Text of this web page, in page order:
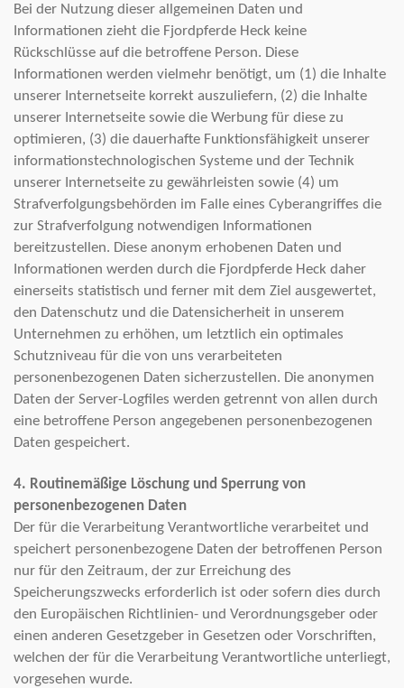
Bei der Nutzung dieser allgemeinen Daten und
Informationen zieht die Fjordpferde Heck keine
Rückschlüsse auf die betroffene Person. Diese
Informationen werden vielmehr benötigt, um (1) die Inhalte
unserer Internetseite korrekt auszuliefern, (2) die Inhalte
unserer Internetseite sowie die Werbung für diese zu
optimieren, (3) die dauerhafte Funktionsfähigkeit unserer
informationstechnologischen Systeme und der Technik
unserer Internetseite zu gewährleisten sowie (4) um
Strafverfolgungsbehörden im Falle eines Cyberangriffes die
zur Strafverfolgung notwendigen Informationen
bereitzustellen. Diese anonym erhobenen Daten und
Informationen werden durch die Fjordpferde Heck daher
einerseits statistisch und ferner mit dem Ziel ausgewertet,
den Datenschutz und die Datensicherheit in unserem
Unternehmen zu erhöhen, um letztlich ein optimales
Schutzniveau für die von uns verarbeiteten
personenbezogenen Daten sicherzustellen. Die anonymen
Daten der Server-Logfiles werden getrennt von allen durch
eine betroffene Person angegebenen personenbezogenen
Daten gespeichert.
4. Routinemäßige Löschung und Sperrung von
personenbezogenen Daten
Der für die Verarbeitung Verantwortliche verarbeitet und
speichert personenbezogene Daten der betroffenen Person
nur für den Zeitraum, der zur Erreichung des
Speicherungszwecks erforderlich ist oder sofern dies durch
den Europäischen Richtlinien- und Verordnungsgeber oder
einen anderen Gesetzgeber in Gesetzen oder Vorschriften,
welchen der für die Verarbeitung Verantwortliche unterliegt,
vorgesehen wurde.